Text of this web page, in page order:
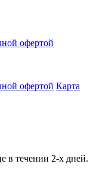
офертой
офертой Карта
в течении 2-х дней.